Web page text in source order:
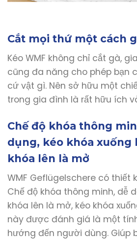
Cắt mọi thứ một cách
Kéo WMF không chỉ cắt gà,
cũng đa năng cho phép bạn
cứ vật gì. Nên sở hữu một
trong gia đình là rất hữu ích
Chế độ khóa thông
dụng, kéo khóa xuống
khóa lên là mở
WMF Geflügelschere có thiết
Chế độ khóa thông minh, dễ
khóa lên là mở, kéo khóa
này được đánh giá là một
hướng đến người dùng. Giúp